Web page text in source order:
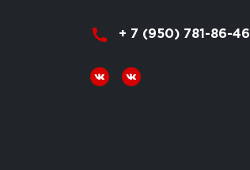
+ 7 (950) 781-86-46